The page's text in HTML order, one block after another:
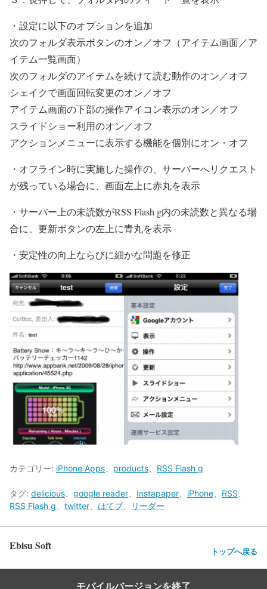
・設定に以下のオプションを追加
次のフォルダ表示ボタンのオン／オフ（アイテム画面／ア
イテム一覧画面）
次のフォルダのアイテムを続けて読む動作のオン／オフ
シェイクで画面回転変更のオン／オフ
アイテム画面の下部の操作アイコン表示のオン／オフ
スライドショー利用のオン／オフ
アクションメニューに表示する機能を個別にオン・オフ
・オフライン時に実施した操作の、サーバーへリクエスト
が残っている場合に、画面左上に赤丸を表示
・サーバー上の未読数がRSS Flash g内の未読数と異なる場
合に、更新ボタンの左上に青丸を表示
・安定性の向上ならびに細かな問題を修正
カテゴリー: iPhone Apps products RSS Flash g
タグ: delicious google reader Instapaper iPhone RSS
RSS Flash g
twitter はてブ リーダー
Ebisu Soft トップへ戻る
モバイルバージョンを終了